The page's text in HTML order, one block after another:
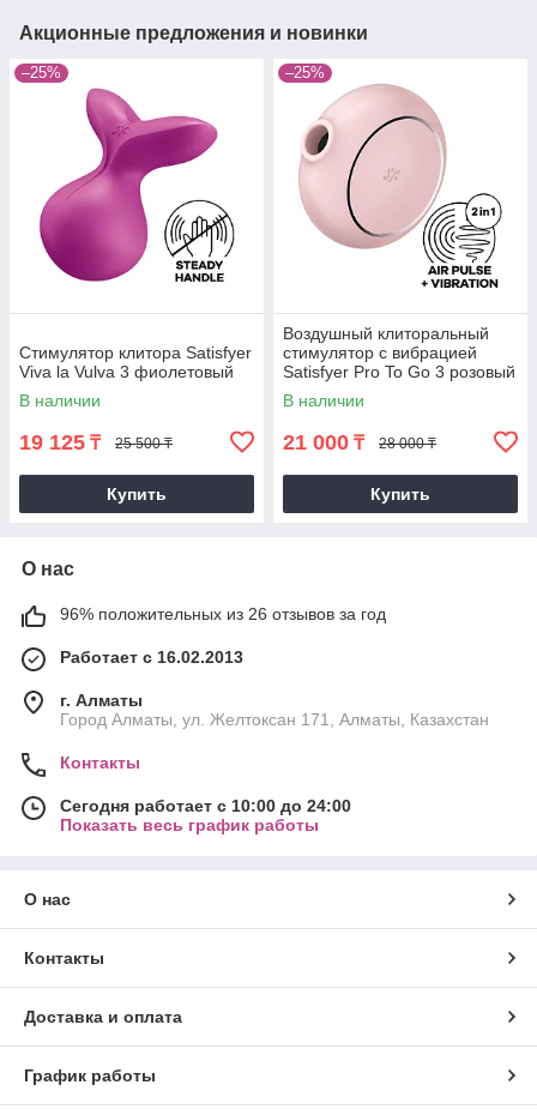
Акционные предложения и новинки
–25%
Стимулятор клитора Satisfyer
Viva la Vulva 3 фиолетовый
В наличии
19 125 ₸ 25 500 ₸
Купить
–25%
Воздушный клиторальный
стимулятор с вибрацией
Satisfyer Pro To Go 3 розовый
В наличии
21 000 ₸ 28 000 ₸
Купить
О нас
96% положительных из 26 отзывов за год
Работает с 16.02.2013
г. Алматы
Город Алматы, ул. Желтоксан 171, Алматы, Казахстан
Контакты
Сегодня работает с 10:00 до 24:00
Показать весь график работы
О нас
Контакты
Доставка и оплата
График работы